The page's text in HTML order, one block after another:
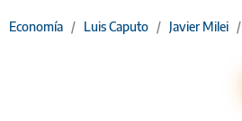
Economía / Luis Caputo / Javier Milei /